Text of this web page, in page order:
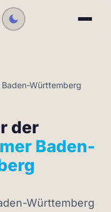
Württemberg
der
Baden-
Württemberg